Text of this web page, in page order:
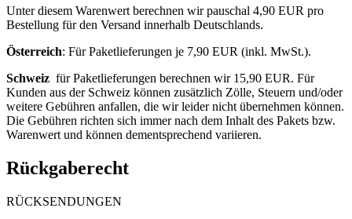
Unter diesem Warenwert berechnen wir pauschal 4,90 EUR pro
Bestellung für den Versand innerhalb Deutschlands.
Österreich: Für Paketlieferungen je 7,90 EUR (inkl. MwSt.).
Schweiz für Paketlieferungen berechnen wir 15,90 EUR. Für
Kunden aus der Schweiz können zusätzlich Zölle, Steuern und/oder
weitere Gebühren anfallen, die wir leider nicht übernehmen können.
Die Gebühren richten sich immer nach dem Inhalt des Pakets bzw.
Warenwert und können dementsprechend variieren.
Rückgaberecht
RÜCKSENDUNGEN